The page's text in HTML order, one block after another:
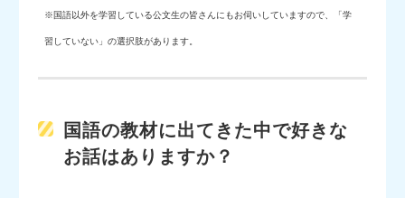
※国語以外を学習している公文生の皆さんにもお伺いしていますので、「学
習していない」の選択肢があります。
国語の教材に出てきた中で好きな
お話はありますか？